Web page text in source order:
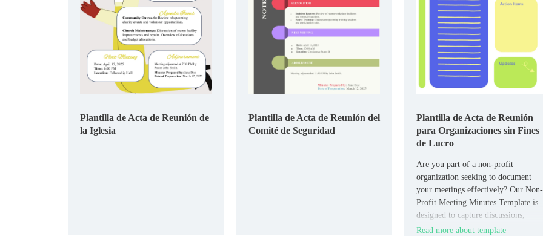
Plantilla de Acta de Reunión de
la Iglesia
Plantilla de Acta de Reunión del
Comité de Seguridad
Plantilla de Acta de Reunión
para Organizaciones sin Fines
de Lucro
Are you part of a non-profit
organization seeking to document
your meetings effectively? Our Non-
Profit Meeting Minutes Template is
designed to capture discussions,
volunteer activities, fundraising
Read more about template